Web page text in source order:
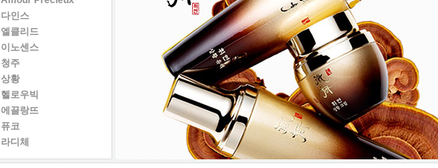
다인스
엘클리드
이노센스
청주
상황
헬로우빅
에끌랑뜨
퓨코
라디체